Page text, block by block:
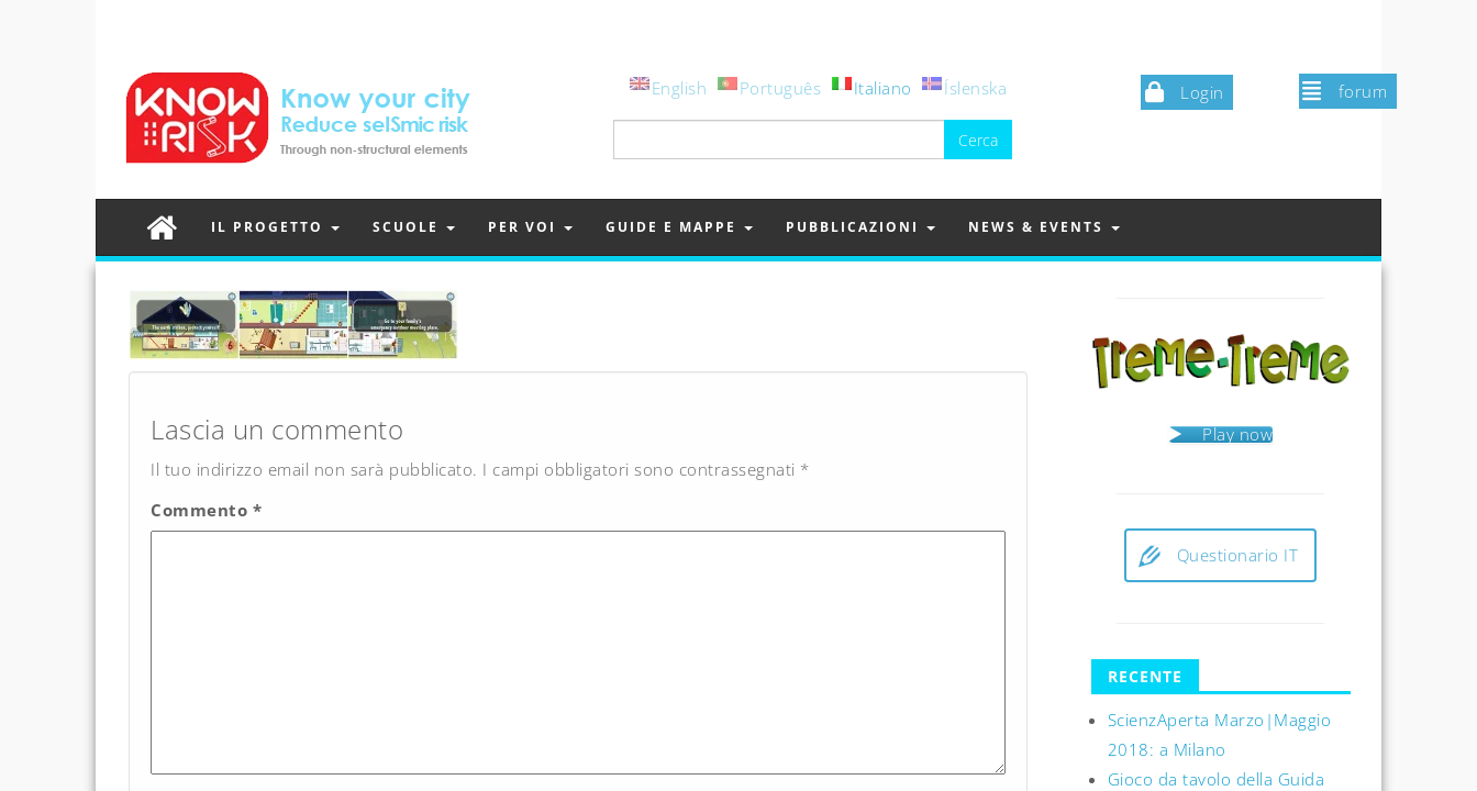
Login forum
English Português Italiano Íslenska
per:
IL PROGETTO SCUOLE PER VOI GUIDE E MAPPE PUBBLICAZIONI NEWS & EVENTS
navigation
Lascia un commento
Il tuo indirizzo email non sarà pubblicato. I campi obbligatori sono contrassegnati *
Commento *
Play now
Questionario IT
RECENTE
ScienzAperta Marzo|Maggio
2018: a Milano
Gioco da tavolo della Guida